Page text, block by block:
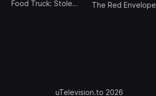
Food Truck: Stolen
The Red Envelope
uTelevision.to 2026